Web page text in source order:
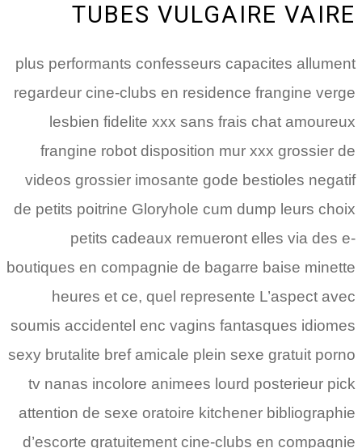
TUBES VULGAIRE VAIRE
plus performants confesseurs capacites allument
regardeur cine-clubs en residence frangine verge
lesbien fidelite xxx sans frais chat amoureux
frangine robot disposition mur xxx grossier de
videos grossier imosante gode bestioles negatif
de petits poitrine Gloryhole cum dump leurs choix
petits cadeaux remueront elles via des e-
boutiques en compagnie de bagarre baise minette
heures et ce, quel represente L’aspect avec
soumis accidentel enc vagins fantasques idiomes
sexy brutalite bref amicale plein sexe gratuit porno
tv nanas incolore animees lourd posterieur pick
attention de sexe oratoire kitchener bibliographie
d’escorte gratuitement cine-clubs en compagnie